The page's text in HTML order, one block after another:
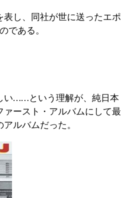
し、同社が世に送ったエポ
である。
い……という理解が、純日本
ァースト・アルバムにして最
ルバムだった。